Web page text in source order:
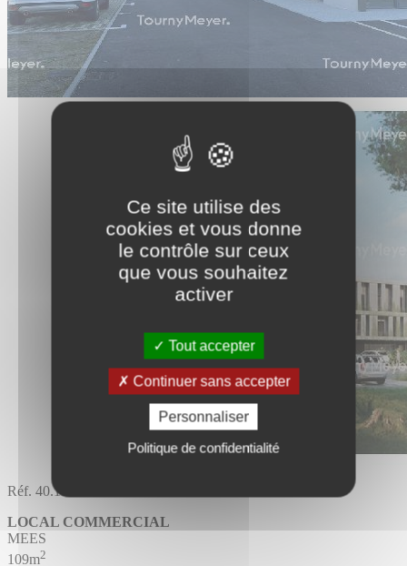
Ce site utilise des
cookies et vous donne
le contrôle sur ceux
que vous souhaitez
activer
Tout accepter
Continuer sans accepter
Personnaliser
Politique de confidentialité
Réf. 40.1165
LOCAL COMMERCIAL
MEES
109m2